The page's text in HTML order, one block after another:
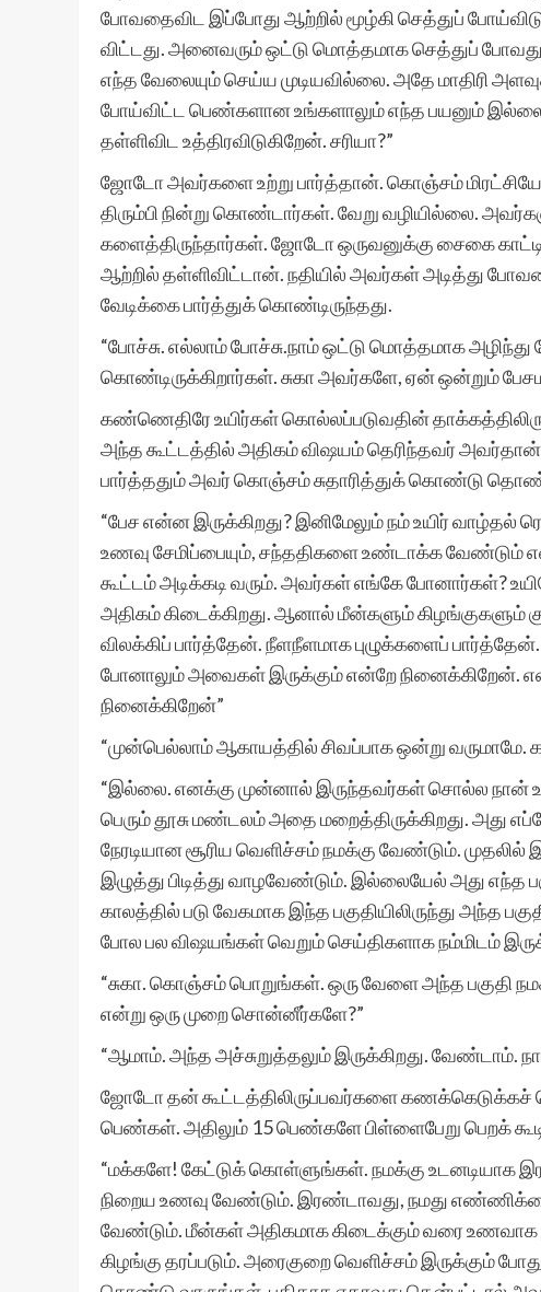
போவதைவிட இப்போது ஆற்றில் மூழ்கி செத்துப்
விட்டது. அனைவரும் ஒட்டு மொத்தமாக செத்துப்
எந்த வேலையும் செய்ய முடியவில்லை. அதே மாதிரி
போய்விட்ட பெண்களான உங்களாலும் எந்த பயனும்
தள்ளிவிட உத்திரவிடுகிறேன். சரியா?”
ஜோடோ அவர்களை உற்று பார்த்தான். கொஞ்சம்
திரும்பி நின்று கொண்டார்கள். வேறு வழியில்லை.
களைத்திருந்தார்கள். ஜோடோ ஒருவனுக்கு சைகை
ஆற்றில் தள்ளிவிட்டான். நதியில் அவர்கள் அடித்து
வேடிக்கை பார்த்துக் கொண்டிருந்தது.
“போச்சு. எல்லாம் போச்சு.நாம் ஒட்டு மொத்தமாக
கொண்டிருக்கிறார்கள். சுகா அவர்களே, ஏன் ஒன்றும்
கண்ணெதிரே உயிர்கள் கொல்லப்படுவதின்
அந்த கூட்டத்தில் அதிகம் விஷயம் தெரிந்தவர்
பார்த்ததும் அவர் கொஞ்சம் சுதாரித்துக் கொண்டு
“பேச என்ன இருக்கிறது? இனிமேலும் நம் உயிர் வாழ்தல்
உணவு சேமிப்பையும், சந்ததிகளை உண்டாக்க
கூட்டம் அடிக்கடி வரும். அவர்கள் எங்கே போனார்கள்?
அதிகம் கிடைக்கிறது. ஆனால் மீன்களும் கிழங்குகளும்
விலக்கிப் பார்த்தேன். நீளநீளமாக புழுக்களைப்
போனாலும் அவைகள் இருக்கும் என்றே நினைக்கிறேன்.
நினைக்கிறேன்”
“முன்பெல்லாம் ஆகாயத்தில் சிவப்பாக ஒன்று வருமாமே.
“இல்லை. எனக்கு முன்னால் இருந்தவர்கள் சொல்ல நான்
பெரும் தூசு மண்டலம் அதை மறைத்திருக்கிறது. அது
நேரடியான சூரிய வெளிச்சம் நமக்கு வேண்டும்.
இழுத்து பிடித்து வாழவேண்டும். இல்லையேல் அது
காலத்தில் படு வேகமாக இந்த பகுதியிலிருந்து அந்த
போல பல விஷயங்கள் வெறும் செய்திகளாக நம்மிடம்
“சுகா. கொஞ்சம் பொறுங்கள். ஒரு வேளை அந்த பகுதி
என்று ஒரு முறை சொன்னீர்களே?”
“ஆமாம். அந்த அச்சுறுத்தலும் இருக்கிறது. வேண்டாம்.
ஜோடோ தன் கூட்டத்திலிருப்பவர்களை கணக்கெடுக்கச்
பெண்கள். அதிலும் 15 பெண்களே பிள்ளைபேறு பெறக்
“மக்களே! கேட்டுக் கொள்ளுங்கள். நமக்கு உடனடியாக
நிறைய உணவு வேண்டும். இரண்டாவது, நமது
வேண்டும். மீன்கள் அதிகமாக கிடைக்கும் வரை உணவாக
கிழங்கு தரப்படும். அரைகுறை வெளிச்சம் இருக்கும்